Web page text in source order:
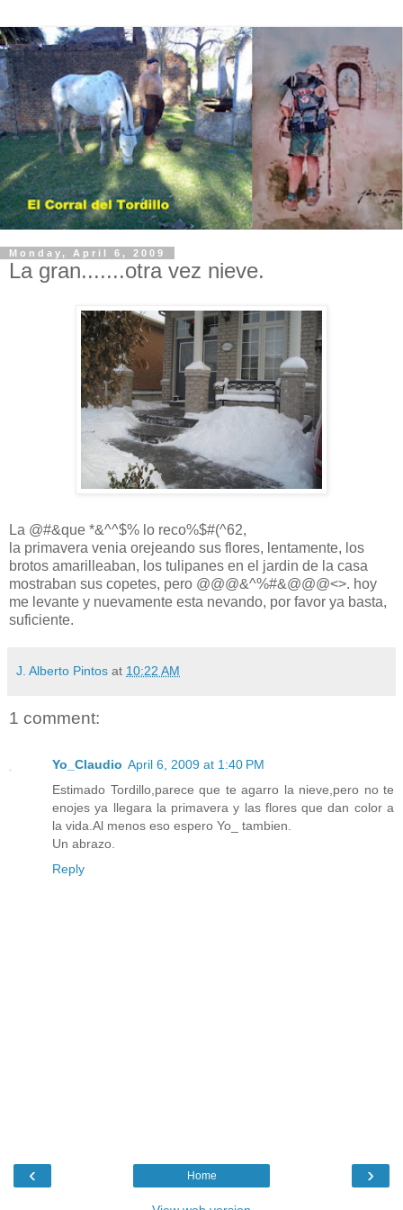
Monday, April 6, 2009
La gran.......otra vez nieve.
La @#&que *&^^$% lo reco%$#(^62,
la primavera venia orejeando sus flores, lentamente, los
brotos amarilleaban, los tulipanes en el jardin de la casa
mostraban sus copetes, pero @@@&^%#&@@@<>. hoy
me levante y nuevamente esta nevando, por favor ya basta,
suficiente.
J. Alberto Pintos at 10:22 AM
1 comment:
Yo_Claudio April 6, 2009 at 1:40 PM
Estimado Tordillo,parece que te agarro la nieve,pero no te
enojes ya llegara la primavera y las flores que dan color a
la vida.Al menos eso espero Yo_ tambien.
Un abrazo.
Reply
‹ ›
Home